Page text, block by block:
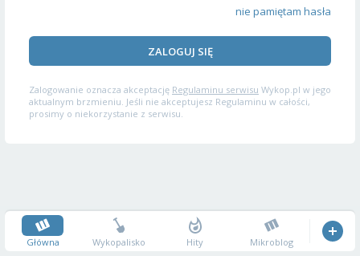
nie pamiętam hasła
ZALOGUJ SIĘ
Zalogowanie oznacza akceptację Regulaminu serwisu Wykop.pl w jego
aktualnym brzmieniu. Jeśli nie akceptujesz Regulaminu w całości,
prosimy o niekorzystanie z serwisu.
Główna Wykopalisko Hity Mikroblog